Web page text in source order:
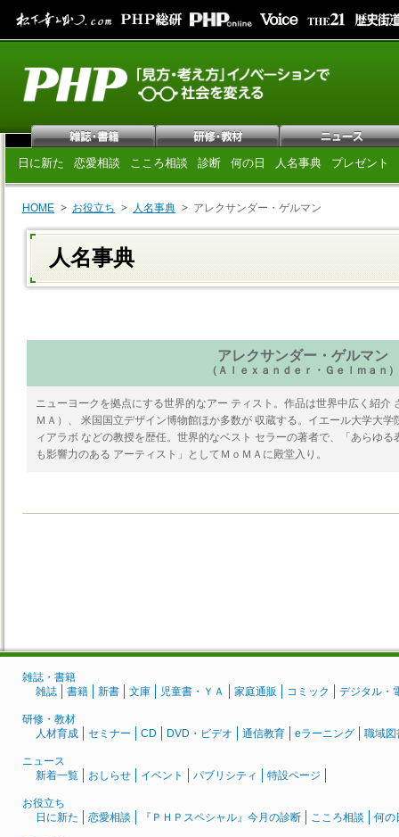
日に新た 恋愛相談 こころ相談 診断 何の日 人名事典 プレゼント
HOME お役立ち 人名事典 アレクサンダー・ゲルマン
人名事典
アレクサンダー・ゲルマン
（Ａｌｅｘａｎｄｅｒ・Ｇｅｌｍａｎ）
ニューヨークを拠点にする世界的なアー ティスト。作品は世界中広く紹介
ＭＡ）、 米国国立デザイン博物館ほか多数が 収蔵する。イエール大学大
ィアラボ などの教授を歴任。世界的なベスト セラーの著者で、「あらゆ
も影響力のある アーティスト」としてＭｏＭＡに殿堂入り。
雑誌・書籍
雑誌
書籍 新書 文庫 児童書・ＹＡ 家庭通販 コミック デジタル・
研修・教材
人材育成
セミナー CD DVD・ビデオ 通信教育 eラーニング 職域図
ニュース
新着一覧
おしらせ イベント パブリシティ 特設ページ
お役立ち
日に新た
恋愛相談 『ＰＨＰスペシャル』今月の診断 こころ相談 何の